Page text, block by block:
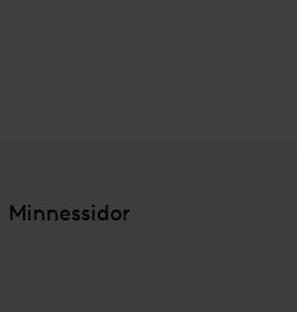
Minnessidor